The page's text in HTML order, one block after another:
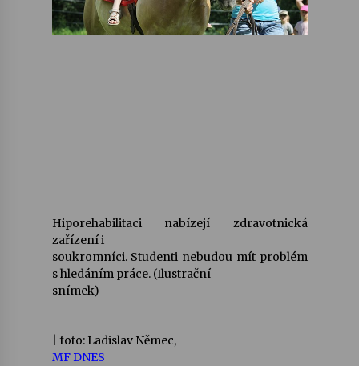
Hiporehabilitaci nabízejí zdravotnická
zařízení i
soukromníci. Studenti nebudou mít problém
s hledáním práce. (Ilustrační
snímek)
| foto: Ladislav Němec,
MF DNES